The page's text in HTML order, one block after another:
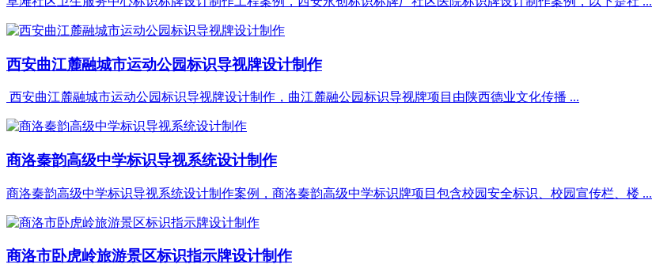
西安曲江麓融城市运动公园标识导视牌设计制作
西安曲江麓融城市运动公园标识导视牌设计制作，曲江麓融公园标识导视牌项目由陕西德业文化传播 ...
商洛秦韵高级中学标识导视系统设计制作
商洛秦韵高级中学标识导视系统设计制作案例，商洛秦韵高级中学标识牌项目包含校园安全标识、校园宣传栏、楼 ...
商洛市卧虎岭旅游景区标识指示牌设计制作